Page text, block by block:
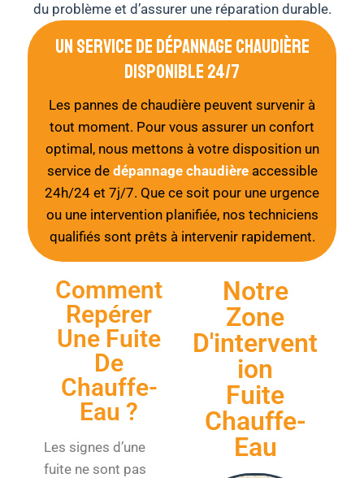
du problème et d’assurer une réparation durable.
Un Service De Dépannage Chaudière
Disponible 24/7
Les pannes de chaudière peuvent survenir à
tout moment. Pour vous assurer un confort
optimal, nous mettons à votre disposition un
service de dépannage chaudièreaccessible
24h/24 et 7j/7. Que ce soit pour une urgence
ou une intervention planifiée, nos techniciens
qualifiés sont prêts à intervenir rapidement.
Comment
Repérer
Une Fuite
De
Chauffe-
Eau ?
Les signes d’une
fuite ne sont pas
Notre
Zone
D'intervent
Ion
Fuite
Chauffe-
Eau